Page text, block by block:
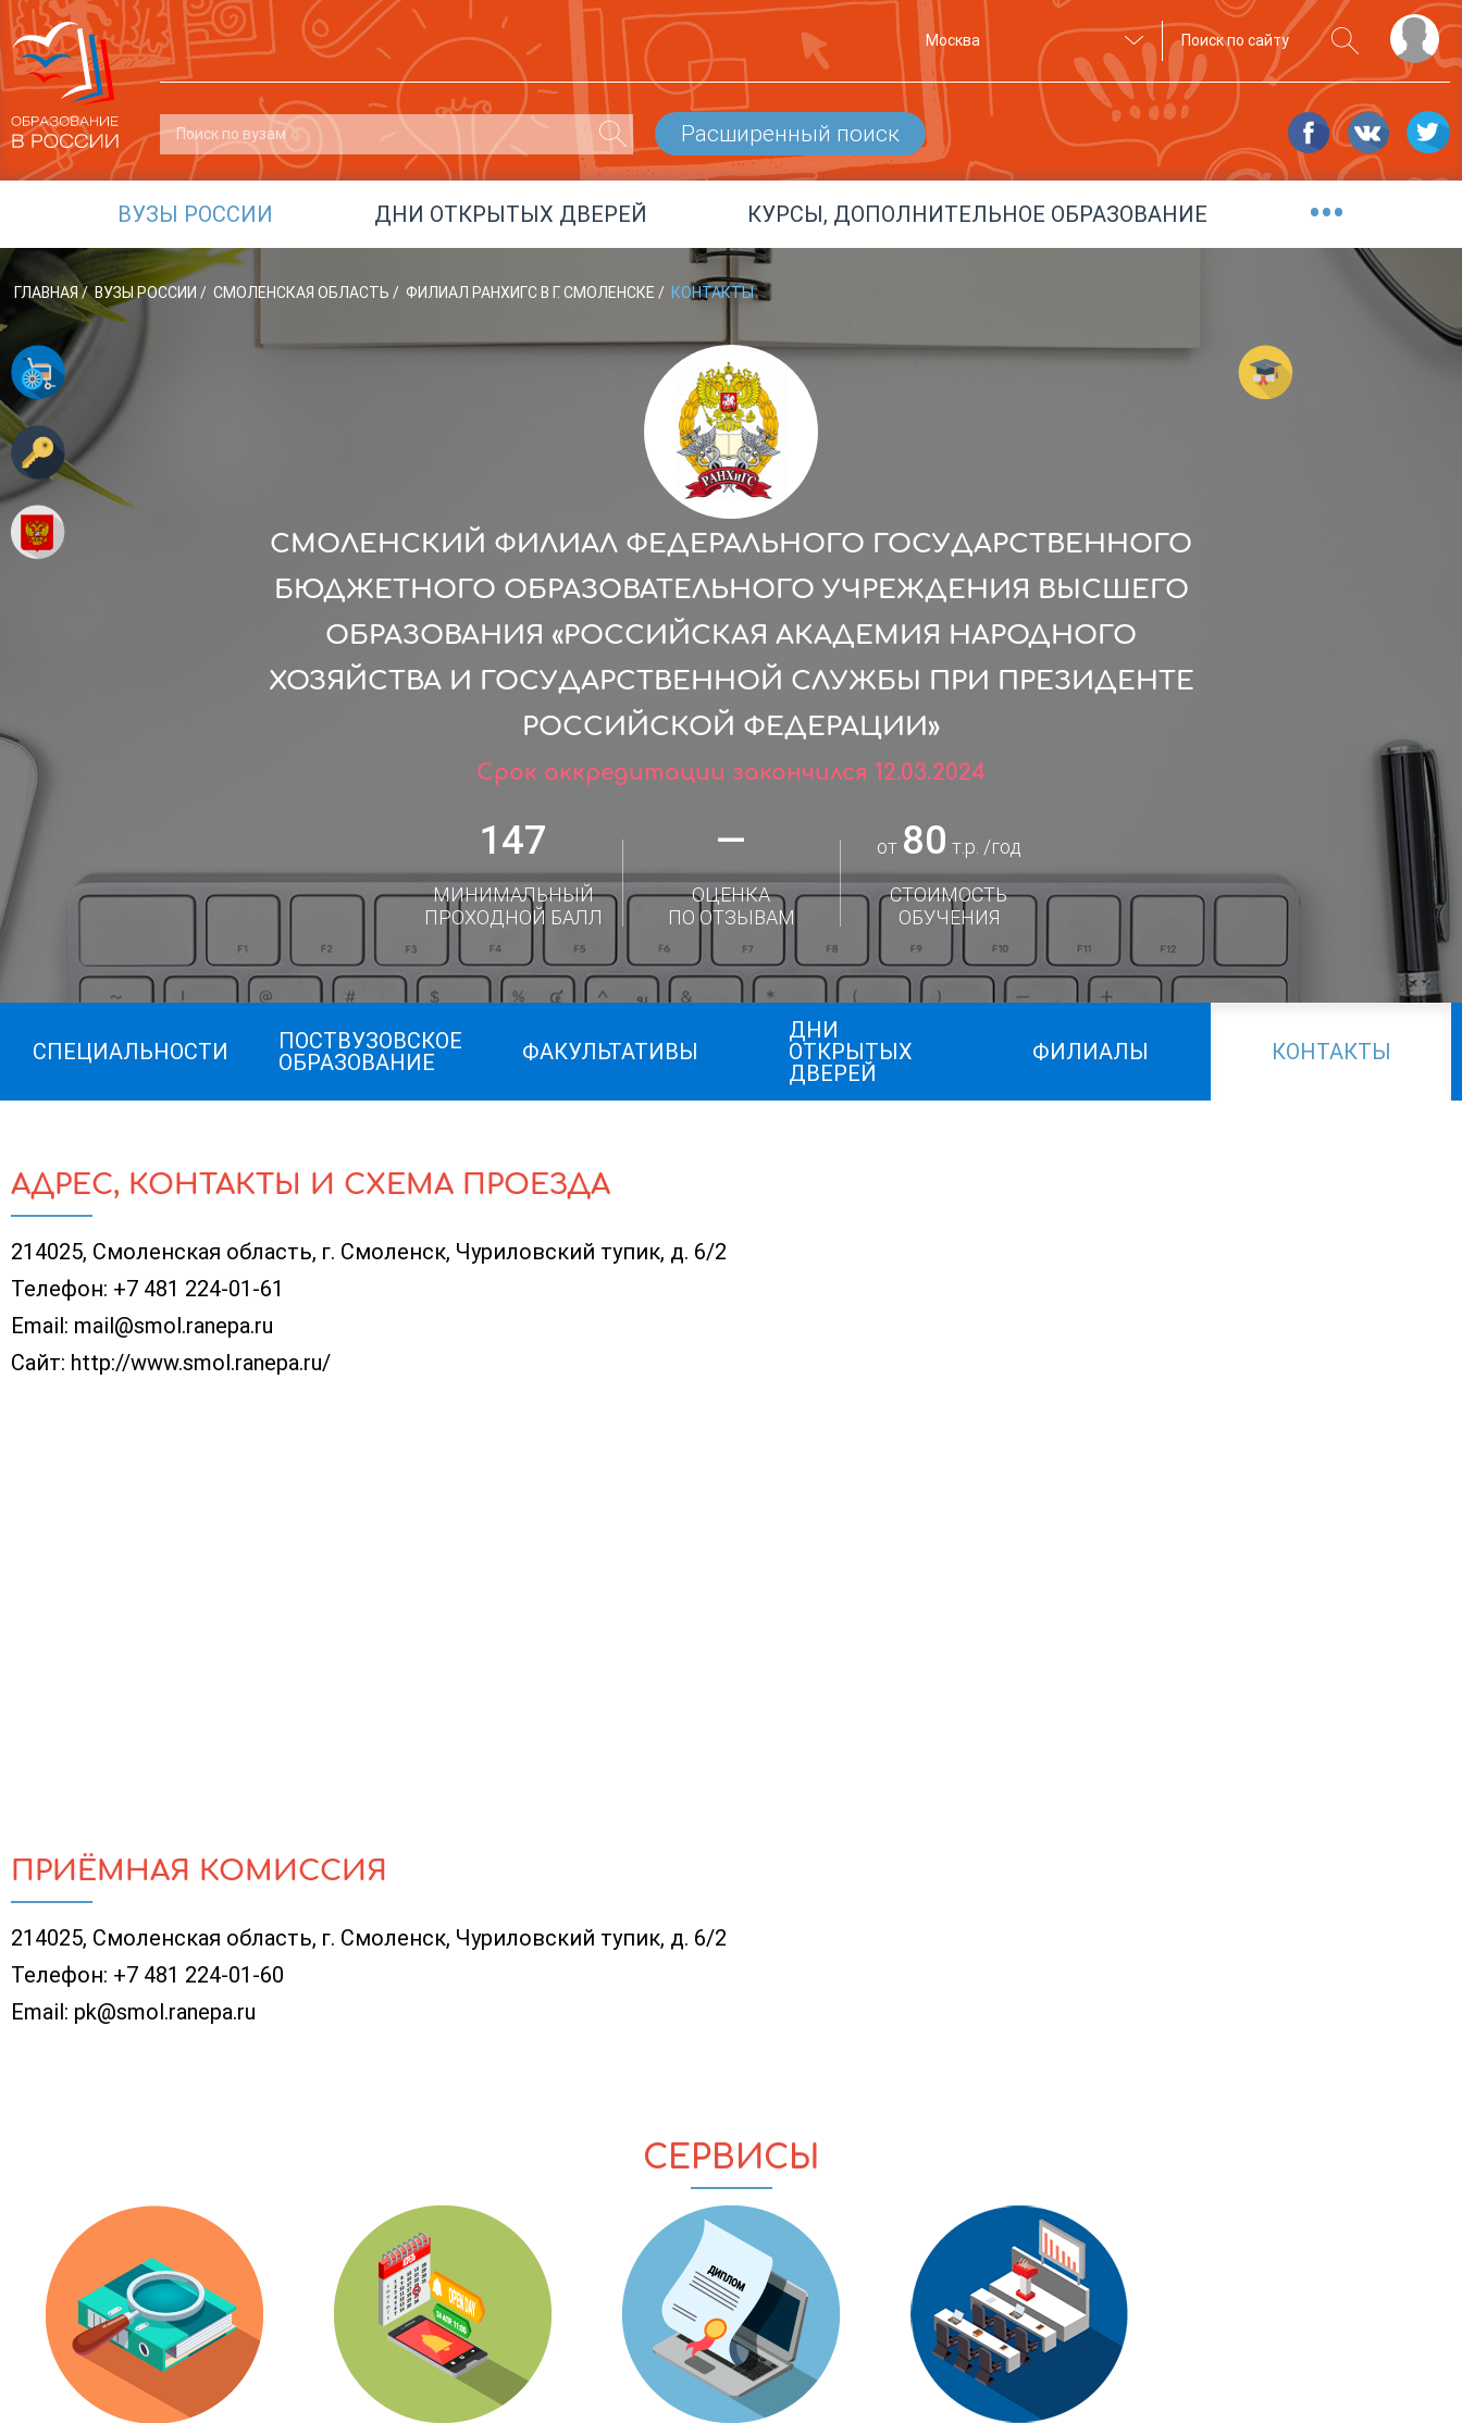
Москва
Расширенный поиск
ВУЗЫ РОССИИ ДНИ ОТКРЫТЫХ ДВЕРЕЙ КУРСЫ, ДОПОЛНИТЕЛЬНОЕ ОБРАЗОВАНИЕ •••
ГЛАВНАЯ / ВУЗЫ РОССИИ / СМОЛЕНСКАЯ ОБЛАСТЬ / ФИЛИАЛ РАНХИГС В Г. СМОЛЕНСКЕ / КОНТАКТЫ
СМОЛЕНСКИЙ ФИЛИАЛ ФЕДЕРАЛЬНОГО ГОСУДАРСТВЕННОГО
БЮДЖЕТНОГО ОБРАЗОВАТЕЛЬНОГО УЧРЕЖДЕНИЯ ВЫСШЕГО
ОБРАЗОВАНИЯ «РОССИЙСКАЯ АКАДЕМИЯ НАРОДНОГО
ХОЗЯЙСТВА И ГОСУДАРСТВЕННОЙ СЛУЖБЫ ПРИ ПРЕЗИДЕНТЕ
РОССИЙСКОЙ ФЕДЕРАЦИИ»
Срок аккредитации закончился 12.03.2024
147
МИНИМАЛЬНЫЙ
ПРОХОДНОЙ БАЛЛ
—
ОЦЕНКА
ПО ОТЗЫВАМ
от 80 т.р. /год
СТОИМОСТЬ
ОБУЧЕНИЯ
СПЕЦИАЛЬНОСТИ
ПОСТВУЗОВСКОЕ
ОБРАЗОВАНИЕ
ФАКУЛЬТАТИВЫ
ДНИ
ОТКРЫТЫХ
ДВЕРЕЙ
ФИЛИАЛЫ КОНТАКТЫ
АДРЕС, КОНТАКТЫ И СХЕМА ПРОЕЗДА
214025, Смоленская область, г. Смоленск, Чуриловский тупик, д. 6/2
Телефон: +7 481 224-01-61
Email: mail@smol.ranepa.ru
Сайт: http://www.smol.ranepa.ru/
ПРИЁМНАЯ КОМИССИЯ
214025, Смоленская область, г. Смоленск, Чуриловский тупик, д. 6/2
Телефон: +7 481 224-01-60
Email: pk@smol.ranepa.ru
СЕРВИСЫ